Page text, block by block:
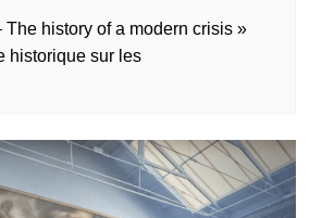
history of a modern crisis »
historique sur les